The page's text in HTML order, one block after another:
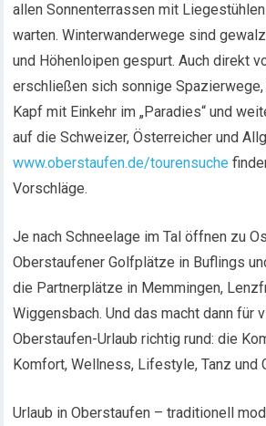
allen Sonnenterrassen mit
warten. Winterwanderwege sind
und Höhenloipen gespurt. Auch direkt
erschließen sich sonnige Spazierwege,
Kapf mit Einkehr im „Paradies“ und
auf die Schweizer, Österreicher und
www.oberstaufen.de/tourensuche
Vorschläge.
Je nach Schneelage im Tal öffnen zu
Oberstaufener Golfplätze in Buflings
die Partnerplätze in Memmingen,
Wiggensbach. Und das macht dann für
Oberstaufen-Urlaub richtig rund: die
Komfort, Wellness, Lifestyle, Tanz und
Urlaub in Oberstaufen – traditionell